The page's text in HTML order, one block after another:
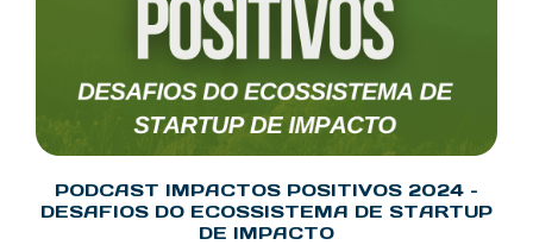
PODCAST IMPACTOS POSITIVOS 2024 –
DESAFIOS DO ECOSSISTEMA DE STARTUP
DE IMPACTO